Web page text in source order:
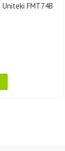
FMT74B